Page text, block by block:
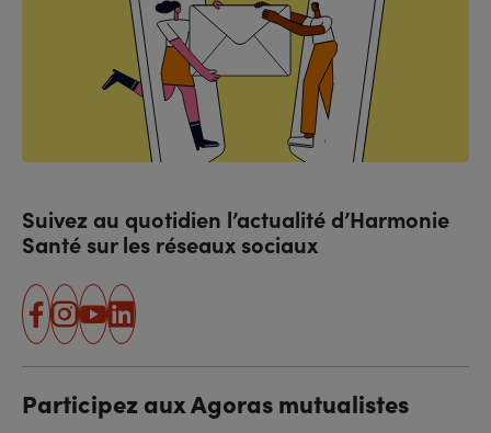
Suivez au quotidien l’actualité d’Harmonie
Santé sur les réseaux sociaux
facebook
instagram
youtube
linkedin
Participez aux Agoras mutualistes